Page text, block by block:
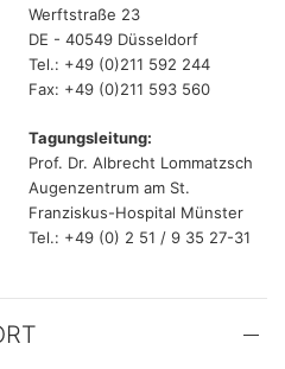
Werftstraße 23
DE - 40549 Düsseldorf
Tel.: +49 (0)211 592 244
Fax: +49 (0)211 593 560
Tagungsleitung:
Prof. Dr. Albrecht Lommatzsch
Augenzentrum am St.
Franziskus-Hospital Münster
Tel.: +49 (0) 2 51 / 9 35 27-31